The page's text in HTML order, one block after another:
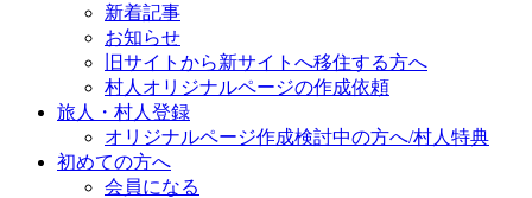
新着記事
お知らせ
旧サイトから新サイトへ移住する方へ
村人オリジナルページの作成依頼
旅人・村人登録
オリジナルページ作成検討中の方へ/村人特典
初めての方へ
会員になる